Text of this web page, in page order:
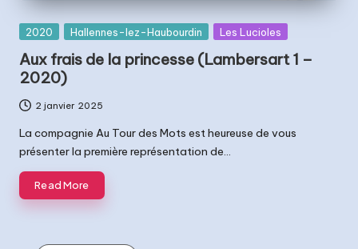
Posted
2020 Hallennes-lez-Haubourdin Les Lucioles
Aux frais de la princesse (Lambersart 1 –
2020)
2 janvier 2025
La compagnie Au Tour des Mots est heureuse de vous
présenter la première représentation de…
Read More